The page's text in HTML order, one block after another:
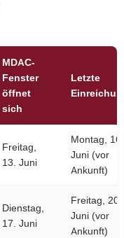
MDAC-
Fenster
öffnet
sich
Letzte
Freitag,
13. Juni
Montag, 16.
Juni (vor
Ankunft)
Dienstag,
17. Juni
Freitag, 20.
Juni (vor
Ankunft)